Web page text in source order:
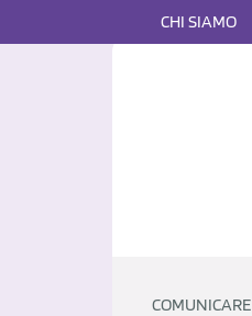
CHI SIAMO
COMUNICARE